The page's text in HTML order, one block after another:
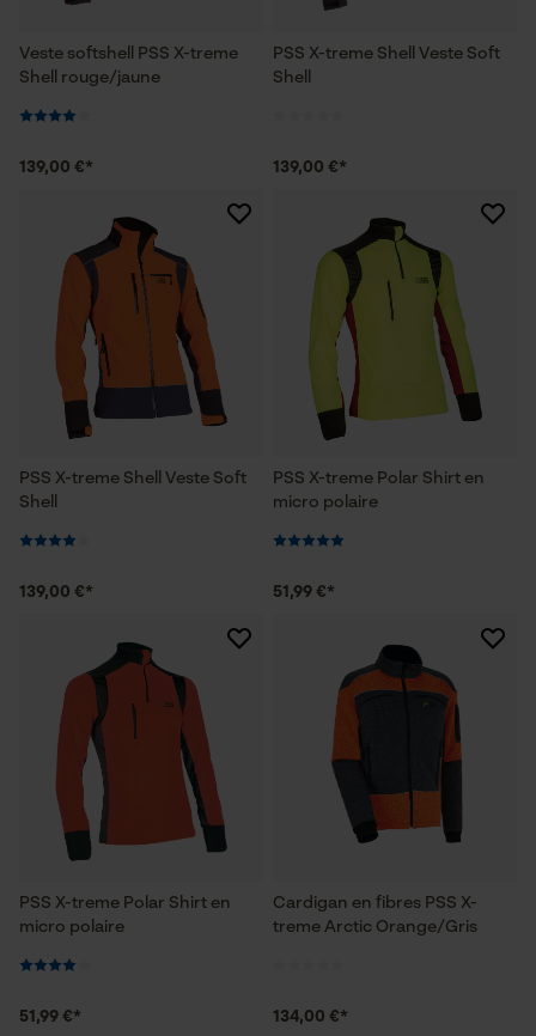
Veste softshell PSS X-treme
Shell rouge/jaune
139,00 €*
PSS X-treme Shell Veste Soft
Shell
139,00 €*
PSS X-treme Shell Veste Soft
Shell
139,00 €*
PSS X-treme Polar Shirt en
micro polaire
51,99 €*
PSS X-treme Polar Shirt en
micro polaire
51,99 €*
Cardigan en fibres PSS X-
treme Arctic Orange/Gris
134,00 €*